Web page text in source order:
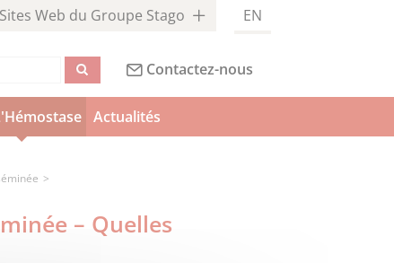
Sites Web du Groupe Stago EN
Contactez-nous
Actualités
– Quelles